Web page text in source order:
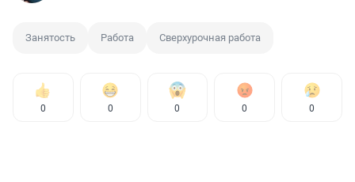
Занятость Работа Сверхурочная работа
0 0 0 0 0